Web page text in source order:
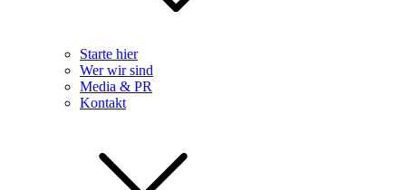
Starte hier
Wer wir sind
Media & PR
Kontakt